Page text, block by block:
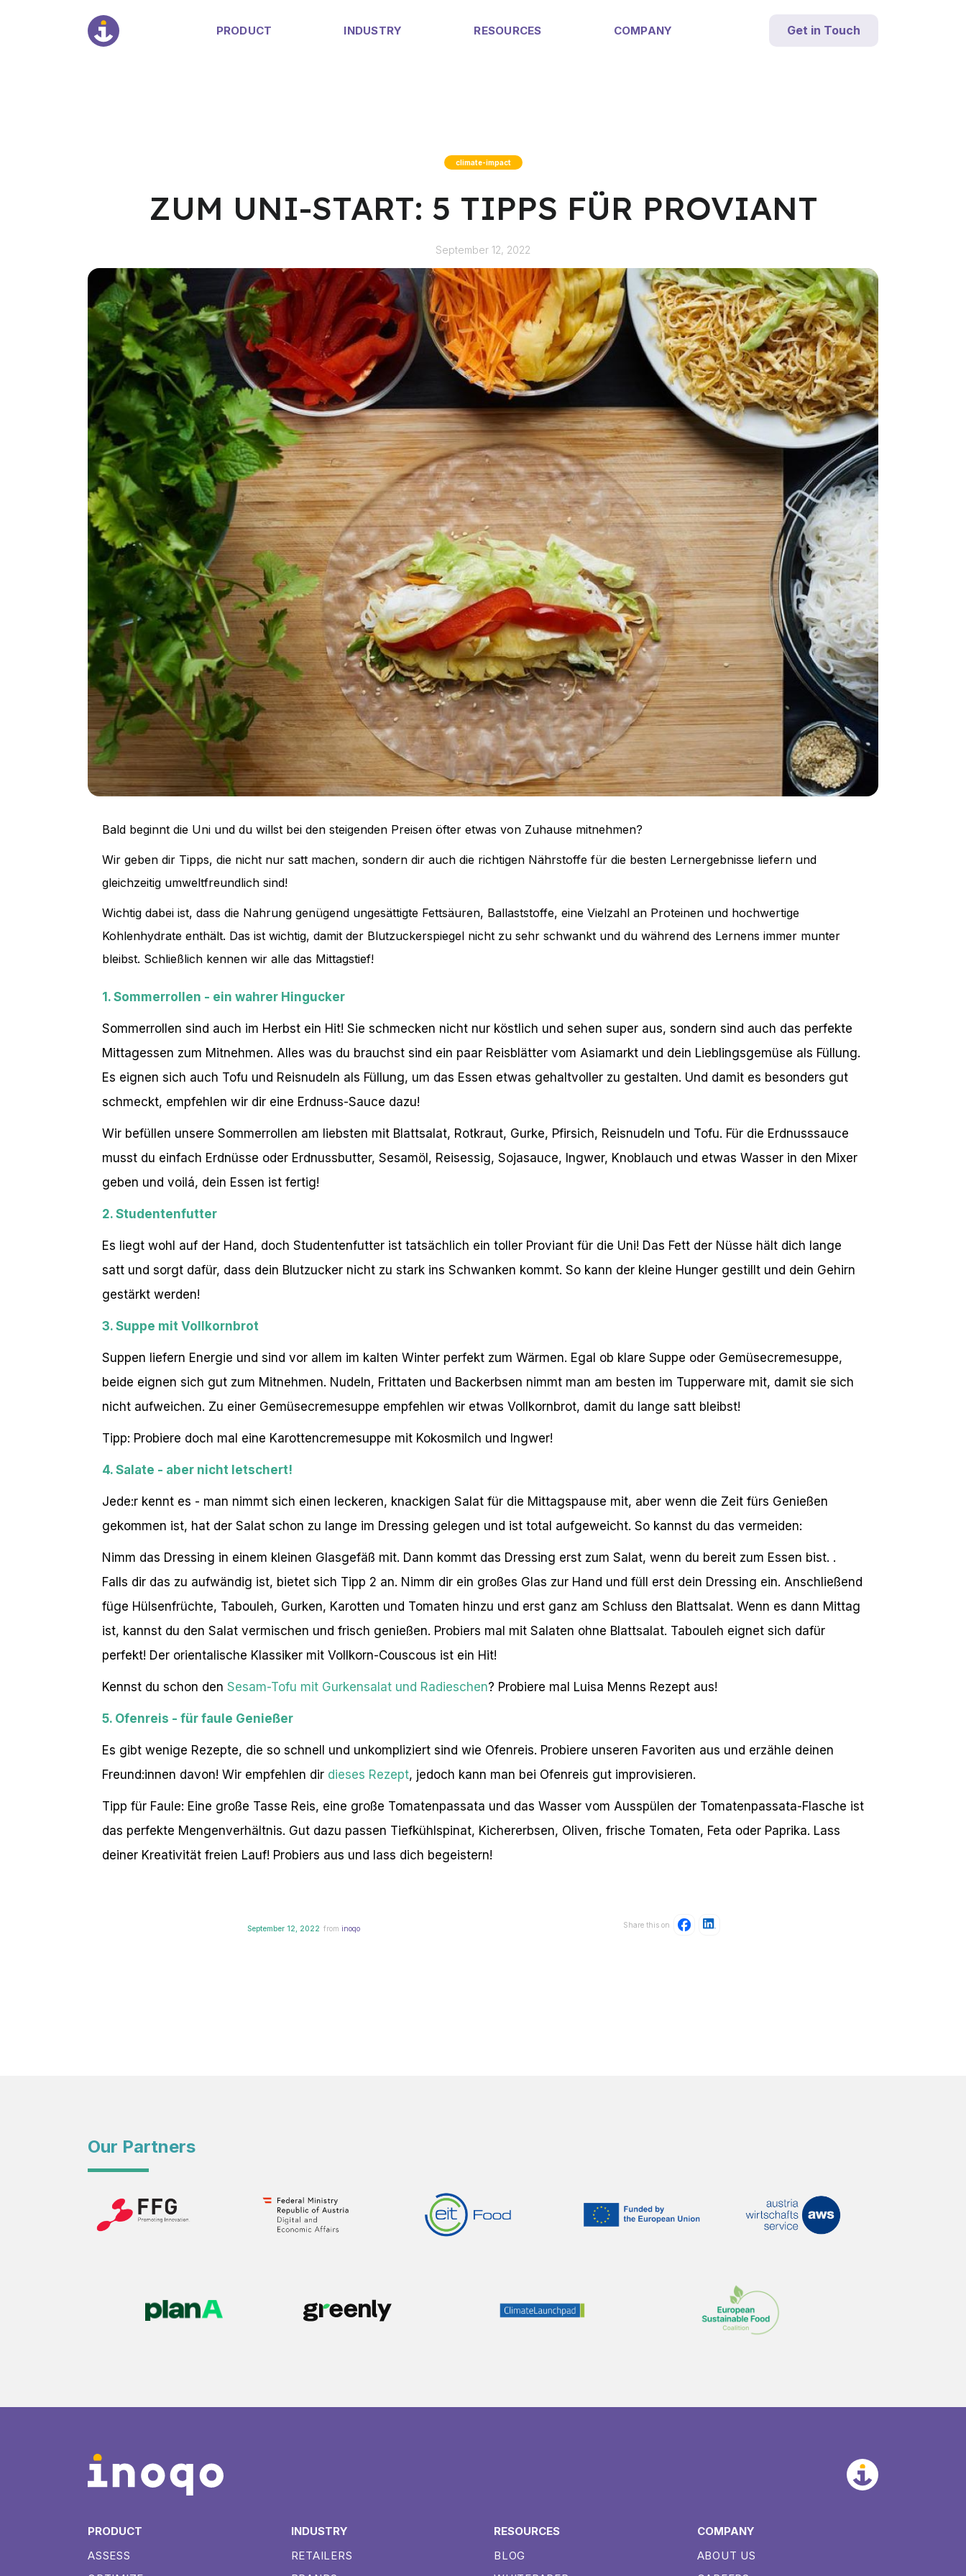
PRODUCT INDUSTRY RESOURCES COMPANY Get in Touch
climate-impact
ZUM UNI-START: 5 TIPPS FÜR PROVIANT
September 12, 2022
Bald beginnt die Uni und du willst bei den steigenden Preisen öfter etwas von Zuhause mitnehmen?
Wir geben dir Tipps, die nicht nur satt machen, sondern dir auch die richtigen Nährstoffe für die besten Lernergebnisse liefern und
gleichzeitig umweltfreundlich sind!
Wichtig dabei ist, dass die Nahrung genügend ungesättigte Fettsäuren, Ballaststoffe, eine Vielzahl an Proteinen und hochwertige
Kohlenhydrate enthält. Das ist wichtig, damit der Blutzuckerspiegel nicht zu sehr schwankt und du während des Lernens immer munter
bleibst. Schließlich kennen wir alle das Mittagstief!
1. Sommerrollen - ein wahrer Hingucker
Sommerrollen sind auch im Herbst ein Hit! Sie schmecken nicht nur köstlich und sehen super aus, sondern sind auch das perfekte
Mittagessen zum Mitnehmen. Alles was du brauchst sind ein paar Reisblätter vom Asiamarkt und dein Lieblingsgemüse als Füllung.
Es eignen sich auch Tofu und Reisnudeln als Füllung, um das Essen etwas gehaltvoller zu gestalten. Und damit es besonders gut
schmeckt, empfehlen wir dir eine Erdnuss-Sauce dazu!
Wir befüllen unsere Sommerrollen am liebsten mit Blattsalat, Rotkraut, Gurke, Pfirsich, Reisnudeln und Tofu. Für die Erdnusssauce
musst du einfach Erdnüsse oder Erdnussbutter, Sesamöl, Reisessig, Sojasauce, Ingwer, Knoblauch und etwas Wasser in den Mixer
geben und voilá, dein Essen ist fertig!
2. Studentenfutter
Es liegt wohl auf der Hand, doch Studentenfutter ist tatsächlich ein toller Proviant für die Uni! Das Fett der Nüsse hält dich lange
satt und sorgt dafür, dass dein Blutzucker nicht zu stark ins Schwanken kommt. So kann der kleine Hunger gestillt und dein Gehirn
gestärkt werden!
3. Suppe mit Vollkornbrot
Suppen liefern Energie und sind vor allem im kalten Winter perfekt zum Wärmen. Egal ob klare Suppe oder Gemüsecremesuppe,
beide eignen sich gut zum Mitnehmen. Nudeln, Frittaten und Backerbsen nimmt man am besten im Tupperware mit, damit sie sich
nicht aufweichen. Zu einer Gemüsecremesuppe empfehlen wir etwas Vollkornbrot, damit du lange satt bleibst!
Tipp: Probiere doch mal eine Karottencremesuppe mit Kokosmilch und Ingwer!
4. Salate - aber nicht letschert!
Jede:r kennt es - man nimmt sich einen leckeren, knackigen Salat für die Mittagspause mit, aber wenn die Zeit fürs Genießen
gekommen ist, hat der Salat schon zu lange im Dressing gelegen und ist total aufgeweicht. So kannst du das vermeiden:
Nimm das Dressing in einem kleinen Glasgefäß mit. Dann kommt das Dressing erst zum Salat, wenn du bereit zum Essen bist. .
Falls dir das zu aufwändig ist, bietet sich Tipp 2 an. Nimm dir ein großes Glas zur Hand und füll erst dein Dressing ein. Anschließend
füge Hülsenfrüchte, Tabouleh, Gurken, Karotten und Tomaten hinzu und erst ganz am Schluss den Blattsalat. Wenn es dann Mittag
ist, kannst du den Salat vermischen und frisch genießen. Probiers mal mit Salaten ohne Blattsalat. Tabouleh eignet sich dafür
perfekt! Der orientalische Klassiker mit Vollkorn-Couscous ist ein Hit!
Kennst du schon den Sesam-Tofu mit Gurkensalat und Radieschen? Probiere mal Luisa Menns Rezept aus!
5. Ofenreis - für faule Genießer
Es gibt wenige Rezepte, die so schnell und unkompliziert sind wie Ofenreis. Probiere unseren Favoriten aus und erzähle deinen
Freund:innen davon! Wir empfehlen dir dieses Rezept, jedoch kann man bei Ofenreis gut improvisieren.
Tipp für Faule: Eine große Tasse Reis, eine große Tomatenpassata und das Wasser vom Ausspülen der Tomatenpassata-Flasche ist
das perfekte Mengenverhältnis. Gut dazu passen Tiefkühlspinat, Kichererbsen, Oliven, frische Tomaten, Feta oder Paprika. Lass
deiner Kreativität freien Lauf! Probiers aus und lass dich begeistern!
September 12, 2022 from inoqo Share this on
Our Partners
PRODUCT
ASSESS
INDUSTRY
RETAILERS
RESOURCES
BLOG
COMPANY
ABOUT US